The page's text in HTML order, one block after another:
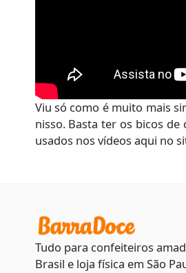
Viu só como é muito mais
nisso. Basta ter os bicos
usados nos vídeos aqui no
Tudo para confeiteiros
Brasil e loja física em São